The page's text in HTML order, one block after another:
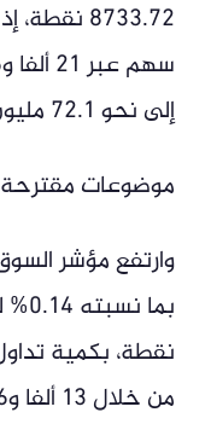
إلى نحو 72.1 مليون دينار كويتي.
موضوعات مقترحة